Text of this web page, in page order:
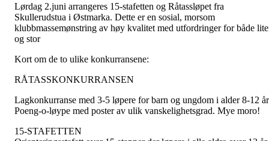
Lørdag 2.juni arrangeres 15-stafetten og Råtassløpet fra
Skullerudstua i Østmarka. Dette er en sosial, morsom
klubbmassemønstring av høy kvalitet med utfordringer for både
og stor
Kort om de to ulike konkurransene:
RÅTASSKONKURRANSEN
Lagkonkurranse med 3-5 løpere for barn og ungdom i alder 8-12
Poeng-o-løype med poster av ulik vanskelighetsgrad. Mye moro!
15-STAFETTEN